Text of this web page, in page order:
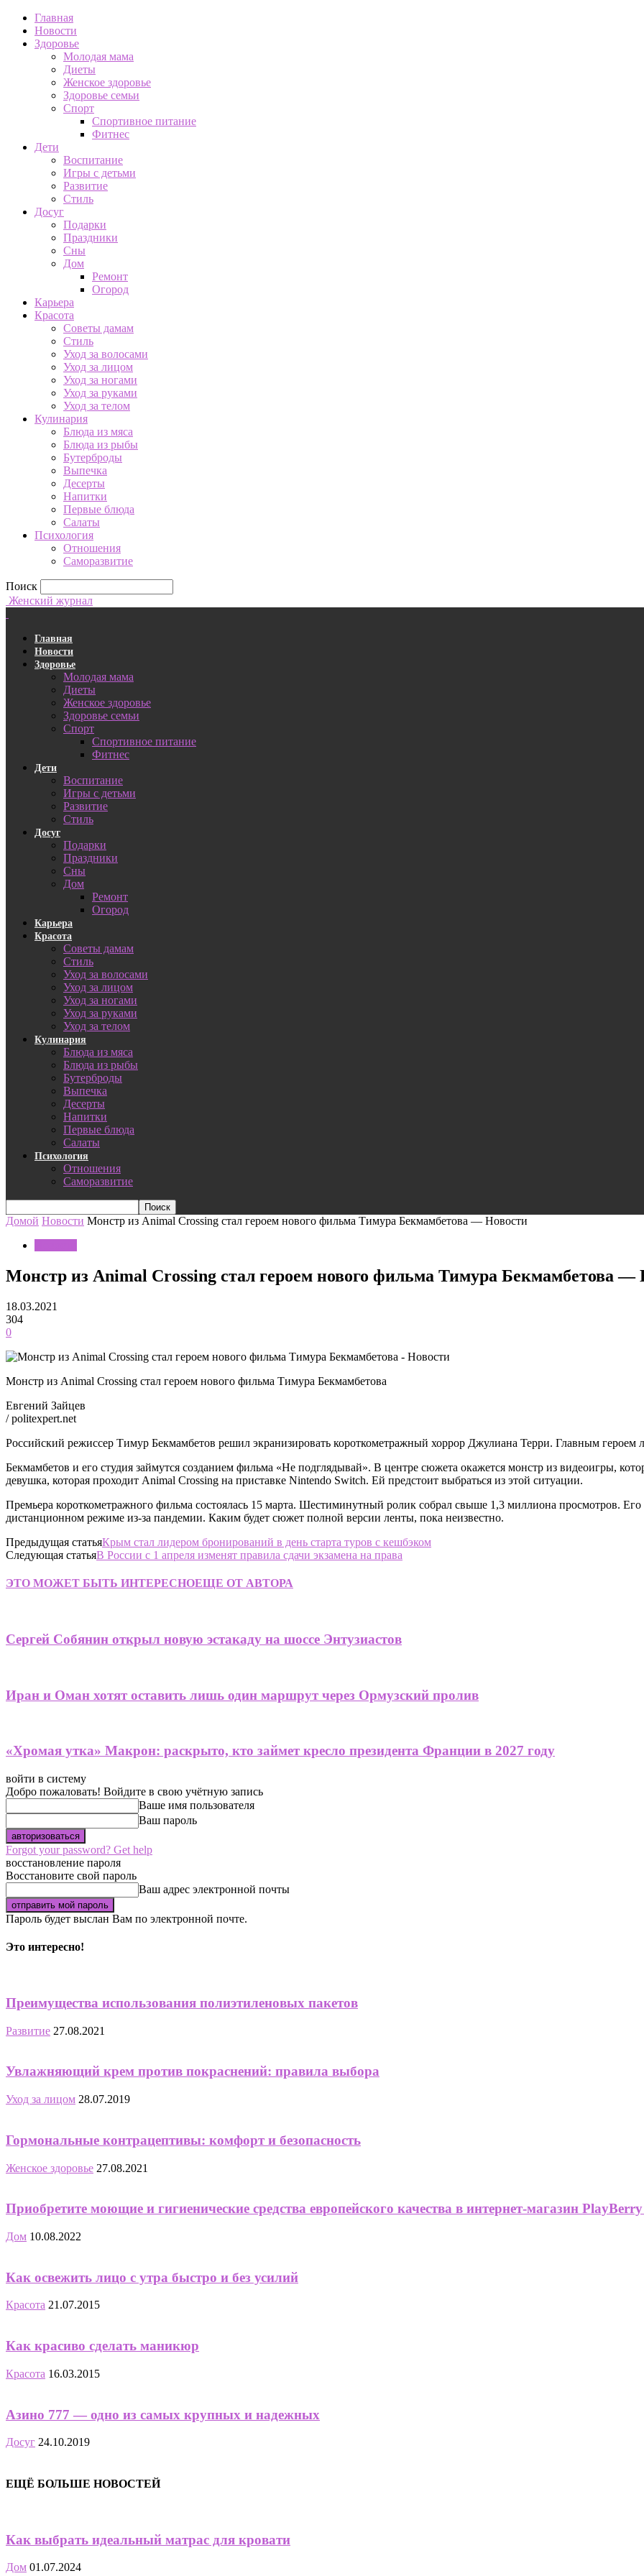
Главная
Новости
Здоровье
Молодая мама
Диеты
Женское здоровье
Здоровье семьи
Спорт
Спортивное питание
Фитнес
Дети
Воспитание
Игры с детьми
Развитие
Стиль
Досуг
Подарки
Праздники
Сны
Дом
Ремонт
Огород
Карьера
Красота
Советы дамам
Стиль
Уход за волосами
Уход за лицом
Уход за ногами
Уход за руками
Уход за телом
Кулинария
Блюда из мяса
Блюда из рыбы
Бутерброды
Выпечка
Десерты
Напитки
Первые блюда
Салаты
Психология
Отношения
Саморазвитие
Поиск
Женский журнал
Главная
Новости
Здоровье
Молодая мама
Диеты
Женское здоровье
Здоровье семьи
Спорт
Спортивное питание
Фитнес
Дети
Воспитание
Игры с детьми
Развитие
Стиль
Досуг
Подарки
Праздники
Сны
Дом
Ремонт
Огород
Карьера
Красота
Советы дамам
Стиль
Уход за волосами
Уход за лицом
Уход за ногами
Уход за руками
Уход за телом
Кулинария
Блюда из мяса
Блюда из рыбы
Бутерброды
Выпечка
Десерты
Напитки
Первые блюда
Салаты
Психология
Отношения
Саморазвитие
Домой Новости Монстр из Animal Crossing стал героем нового фильма Тимура Бекмамбетова — Новости
Монстр из Animal Crossing стал героем нового фильма Тимура Бекмамбетова —
18.03.2021
304
0
Монстр из Animal Crossing стал героем нового фильма Тимура Бекмамбетова
Евгений Зайцев
/ politexpert.net
Российский режиссер Тимур Бекмамбетов решил экранизировать короткометражный хоррор Джулиана Терри. Главным героем
Бекмамбетов и его студия займутся созданием фильма «Не подглядывай». В центре сюжета окажется монстр из видеоигры,
девушка, которая проходит Animal Crossing на приставке Nintendo Switch. Ей предстоит выбраться из этой ситуации.
Премьера короткометражного фильма состоялась 15 марта. Шестиминутный ролик собрал свыше 1,3 миллиона просмотров.
дистанционном режиме из-за пандемии. Каким будет сюжет полной версии ленты, пока неизвестно.
Предыдущая статьяКрым стал лидером бронирований в день старта туров с кешбэком
Следующая статьяВ России c 1 апреля изменят правила сдачи экзамена на права
ЭТО МОЖЕТ БЫТЬ ИНТЕРЕСНОЕЩЕ ОТ АВТОРА
Сергей Собянин открыл новую эстакаду на шоссе Энтузиастов
Иран и Оман хотят оставить лишь один маршрут через Ормузский пролив
«Хромая утка» Макрон: раскрыто, кто займет кресло президента Франции в 2027 году
войти в систему
Добро пожаловать! Войдите в свою учётную запись
Ваше имя пользователя
Ваш пароль
Forgot your password? Get help
восстановление пароля
Восстановите свой пароль
Ваш адрес электронной почты
Пароль будет выслан Вам по электронной почте.
Это интересно!
Преимущества использования полиэтиленовых пакетов
Развитие 27.08.2021
Увлажняющий крем против покраснений: правила выбора
Уход за лицом 28.07.2019
Гормональные контрацептивы: комфорт и безопасность
Женское здоровье 27.08.2021
Приобретите моющие и гигиенические средства европейского качества в интернет-магазин
Дом 10.08.2022
Как освежить лицо с утра быстро и без усилий
Красота 21.07.2015
Как красиво сделать маникюр
Красота 16.03.2015
Азино 777 — одно из самых крупных и надежных
Досуг 24.10.2019
ЕЩЁ БОЛЬШЕ НОВОСТЕЙ
Как выбрать идеальный матрас для кровати
Дом 01.07.2024